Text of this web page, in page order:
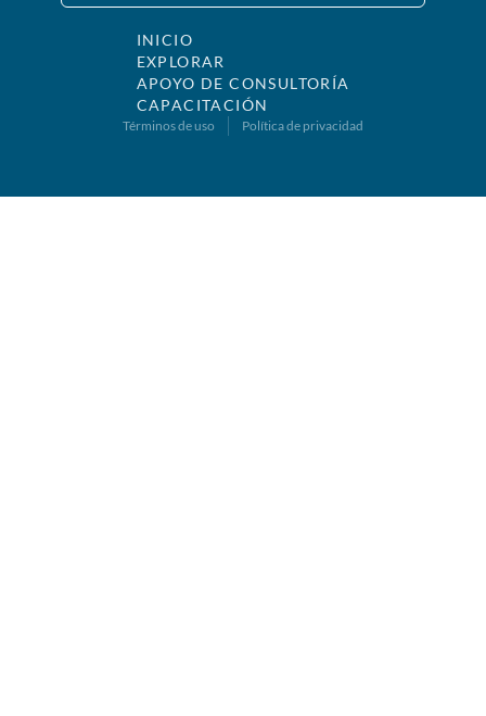
INICIO
EXPLORAR
APOYO DE CONSULTORÍA
CAPACITACIÓN
Términos de uso Política de privacidad